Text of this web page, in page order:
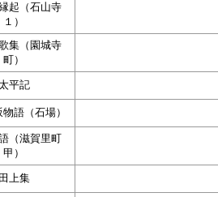
起（石山寺
１）
集（園城寺
町）
平記
語（石場）
（滋賀里町
甲）
田上集